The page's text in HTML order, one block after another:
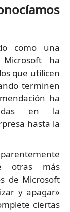
como una
ha
que utilicen
terminen
ha
en la
hasta la
otras más
de Microsoft
y apagar»
ciertas